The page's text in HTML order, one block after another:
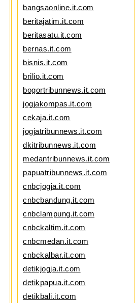
bangsaonline.it.com
beritajatim.it.com
beritasatu.it.com
bernas.it.com
bisnis.it.com
brilio.it.com
bogortribunnews.it.com
jogjakompas.it.com
cekaja.it.com
jogjatribunnews.it.com
dkitribunnews.it.com
medantribunnews.it.com
papuatribunnews.it.com
cnbcjogja.it.com
cnbcbandung.it.com
cnbclampung.it.com
cnbckaltim.it.com
cnbcmedan.it.com
cnbckalbar.it.com
detikjogja.it.com
detikpapua.it.com
detikbali.it.com